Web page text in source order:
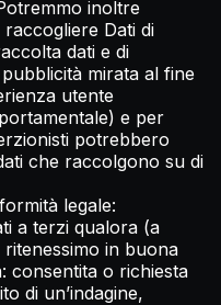
inoltre
Dati di
dati e di
mirata al fine
utente
e per
potrebbero
che raccolgono su di
legale:
a terzi qualora (a
in buona
consentita o richiesta
di un’indagine,